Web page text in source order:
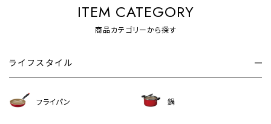
ITEM CATEGORY
商品カテゴリーから探す
ライフスタイル
フライパン 鍋